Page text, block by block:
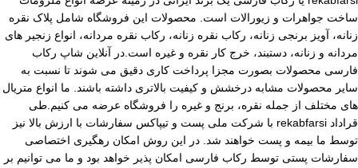
ساخت جواهرات و زیورالات است. محصولات این فروشگاه شامل پلاک نقره
زنانه، آویز برنجی زنانه، رکاب نقره زنانه، رکاب نقره مردانه، انواع زنجیر های
مردانه و زنانه، دستبند، خرج کار نقره و غیره است.در آنلاین شاپ رکاب
فارسی محصولات بصورت مجزا پرداخت کاری دقیق می شوند تا نسبت به
سایر محصولات مشابه درخشش و کیفیت بالاتری داشته باشند. ما انواع متریال
های مختلف از جمله نقره، برنج و غیره را فروشگاه عرضه می کنیم.طی
قراداد rekabfarsi با شرکت ملی پست و تیپاکس سفارشات با ارزش بالا نیز
توسط ما بیمه و پست خواهند شد. در این روش امکان رهگیری اختصاصی
سفارشات پستی توسط رکاب فارسی امکان پذیر خواهد بود و ما می توانیم بر